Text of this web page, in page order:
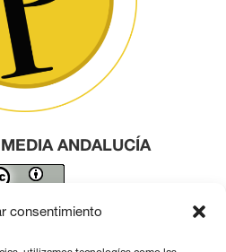
consentimiento
ANDALUCÍA
licencia de Creative Commons